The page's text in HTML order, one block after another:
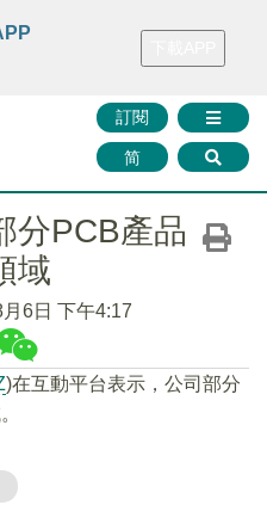
財華證券 媒體矩陣
訂閱
简
分PCB產品
域
6日 下午4:17
)在互動平台表示，公司部分